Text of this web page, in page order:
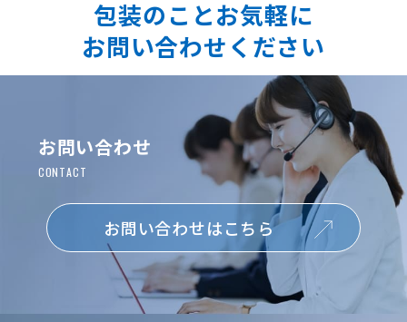
包装のことお気軽に
お問い合わせください
お問い合わせ
お問い合わせはこちら